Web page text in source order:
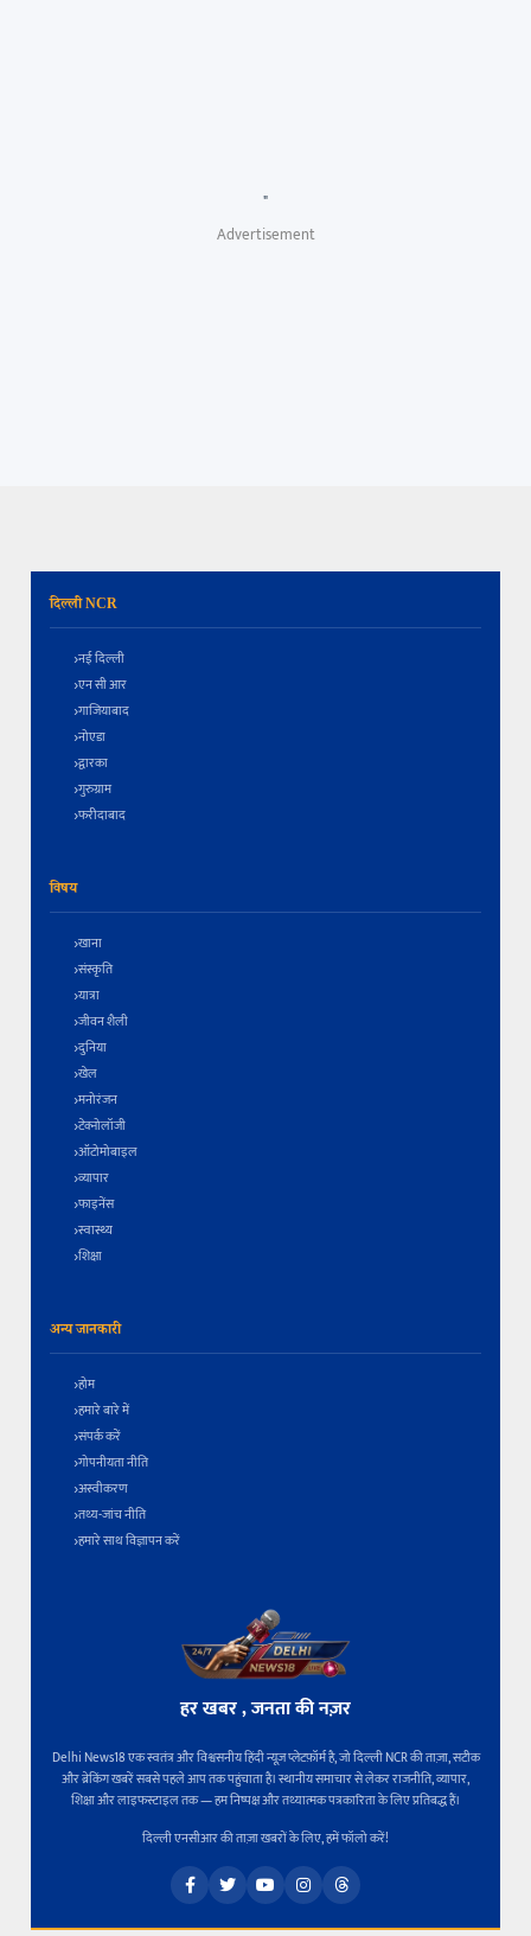
"
Advertisement
दिल्ली NCR
नई दिल्ली
एन सी आर
गाजियाबाद
नोएडा
द्वारका
गुरुग्राम
फरीदाबाद
विषय
खाना
संस्कृति
यात्रा
जीवन शैली
दुनिया
खेल
मनोरंजन
टेक्नोलॉजी
ऑटोमोबाइल
व्यापार
फाइनेंस
स्वास्थ्य
शिक्षा
अन्य जानकारी
होम
हमारे बारे में
संपर्क करें
गोपनीयता नीति
अस्वीकरण
तथ्य-जांच नीति
हमारे साथ विज्ञापन करें
हर खबर , जनता की नज़र
Delhi News18 एक स्वतंत्र और विश्वसनीय हिंदी न्यूज़ प्लेटफ़ॉर्म है, जो दिल्ली NCR की ताज़ा, सटीक
और ब्रेकिंग खबरें सबसे पहले आप तक पहुंचाता है। स्थानीय समाचार से लेकर राजनीति, व्यापार,
शिक्षा और लाइफस्टाइल तक — हम निष्पक्ष और तथ्यात्मक पत्रकारिता के लिए प्रतिबद्ध हैं।
दिल्ली एनसीआर की ताज़ा खबरों के लिए, हमें फॉलो करें!